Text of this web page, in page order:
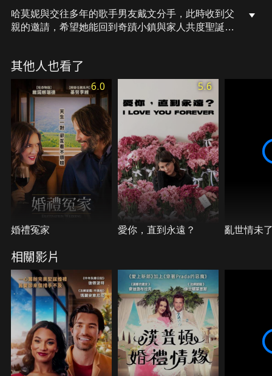
哈莫妮與交往多年的歌手男友戴文分手，此時收到父
親的邀請，希望她能回到奇蹟小鎮與家人共度聖誕佳
會，兩人在相處中逐漸互萌好感。不料戴文卻突然帶
著婚戒造訪，面對舊愛的情勒糾纏，哈莫妮將投向誰
的懷抱？
其他人也看了
6.0
婚禮冤家
5.6
愛你，直到永遠？ 亂世情未
相關影片